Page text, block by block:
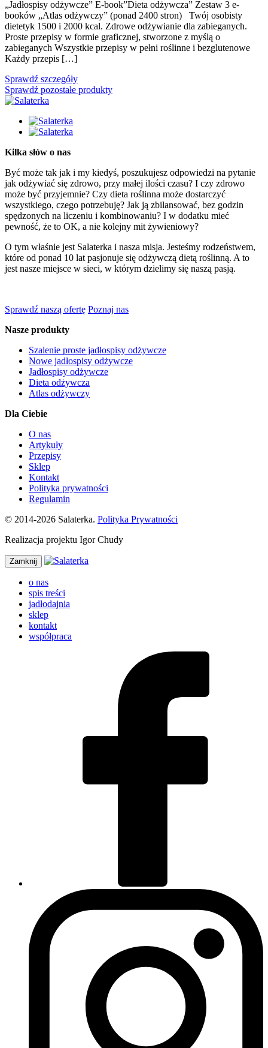
„Jadłospisy odżywcze” E-book”Dieta odżywcza” Zestaw 3 e-
booków „Atlas odżywczy” (ponad 2400 stron) Twój osobisty
dietetyk 1500 i 2000 kcal. Zdrowe odżywianie dla zabieganych.
Proste przepisy w formie graficznej, stworzone z myślą o
zabieganych Wszystkie przepisy w pełni roślinne i bezglutenowe
Każdy przepis […]
Sprawdź szczegóły
Sprawdź pozostałe produkty
Kilka słów o nas
Być może tak jak i my kiedyś, poszukujesz odpowiedzi na pytanie
jak odżywiać się zdrowo, przy małej ilości czasu? I czy zdrowo
może być przyjemnie? Czy dieta roślinna może dostarczyć
wszystkiego, czego potrzebuję? Jak ją zbilansować, bez godzin
spędzonych na liczeniu i kombinowaniu? I w dodatku mieć
pewność, że to OK, a nie kolejny mit żywieniowy?
O tym właśnie jest Salaterka i nasza misja. Jesteśmy rodzeństwem,
które od ponad 10 lat pasjonuje się odżywczą dietą roślinną. A to
jest nasze miejsce w sieci, w którym dzielimy się naszą pasją.
Sprawdź naszą ofertę Poznaj nas
Nasze produkty
Szalenie proste jadłospisy odżywcze
Nowe jadłospisy odżywcze
Jadłospisy odżywcze
Dieta odżywcza
Atlas odżywczy
Dla Ciebie
O nas
Artykuły
Przepisy
Sklep
Kontakt
Polityka prywatności
Regulamin
© 2014-2026 Salaterka. Polityka Prywatności
Realizacja projektu Igor Chudy
Zamknij
o nas
spis treści
jadłodajnia
sklep
kontakt
współpraca